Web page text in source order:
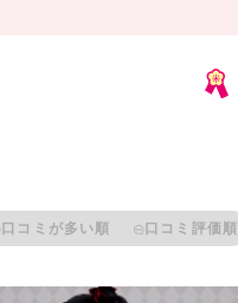
口コミが多い順 口コミ評価順